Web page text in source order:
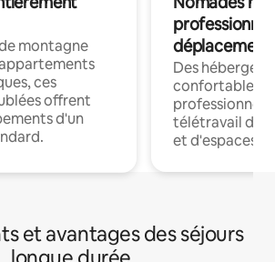
montagne
ces
offrent
d'un
déplacement
Des
confortables
professionnels
télétravail
et d'espaces
et avantages des séjours